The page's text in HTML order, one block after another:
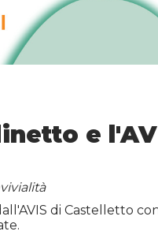
e
di Castelletto